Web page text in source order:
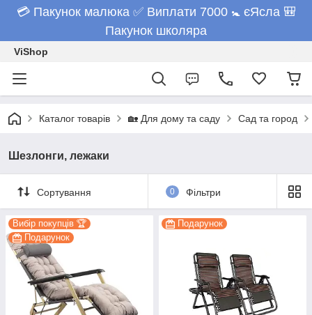
💳 Пакунок малюка ✅ Виплати 7000 🚼 єЯсла 🎒
Пакунок школяра
ViShop
Каталог товарів 🏡 Для дому та саду Сад та город
Шезлонги, лежаки
Сортування 0 Фільтри
Вибір покупців 🏆
Подарунок
Подарунок